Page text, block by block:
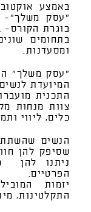
באמצע
"עסק משלך"-
בתחומים
ומסעדנות.
"עסק משלך"
המיועדת
צוות מנחות
כלים, ליווי
הנשים
שסיפק להן
ניתנו להן
הפרטיים.
יזמות
התקלטינות,